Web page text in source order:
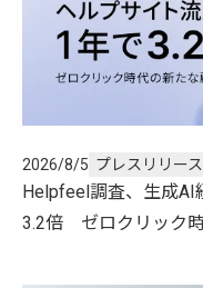
2026/8/5 プレスリリース
Helpfeel調査、生成AI
3.2倍 ゼロクリック